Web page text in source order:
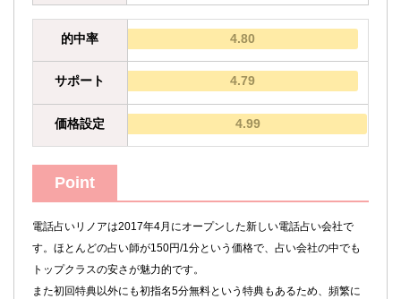
的中率 4.80
サポート 4.79
価格設定 4.99
Point
電話占いリノアは2017年4月にオープンした新しい電話占い会社で
す。ほとんどの占い師が150円/1分という価格で、占い会社の中でも
トップクラスの安さが魅力的です。
また初回特典以外にも初指名5分無料という特典もあるため、頻繁に